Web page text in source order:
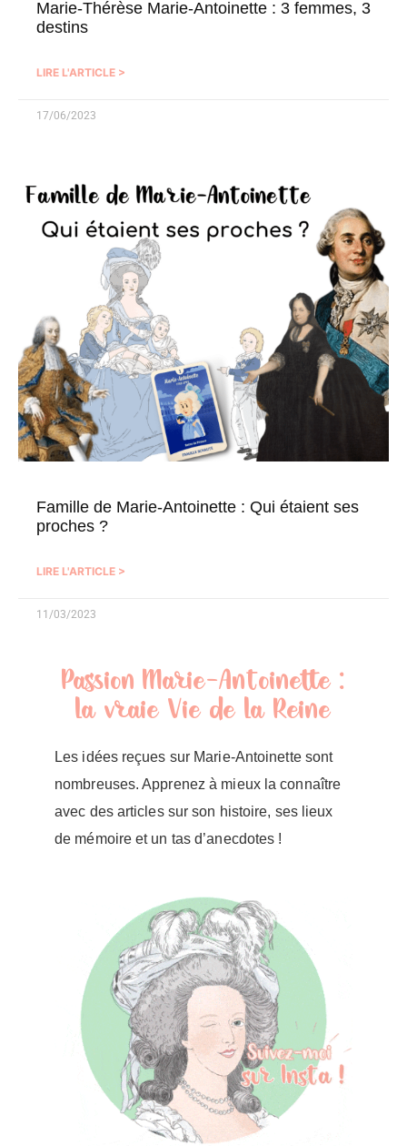
Marie-Thérèse Marie-Antoinette : 3 femmes, 3
destins
LIRE L'ARTICLE >
17/06/2023
Famille de Marie-Antoinette : Qui étaient ses
proches ?
LIRE L'ARTICLE >
11/03/2023
Passion Marie-Antoinette :
la vraie Vie de la Reine
Les idées reçues sur Marie-Antoinette sont
nombreuses. Apprenez à mieux la connaître
avec des articles sur son histoire, ses lieux
de mémoire et un tas d’anecdotes !